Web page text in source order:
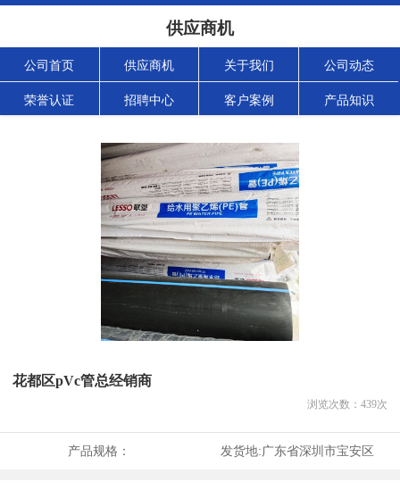
供应商机
公司首页 供应商机 关于我们 公司动态
荣誉认证 招聘中心 客户案例 产品知识
花都区pVc管总经销商
浏览次数： 439次
产品规格： 发货地:广东省深圳市宝安区